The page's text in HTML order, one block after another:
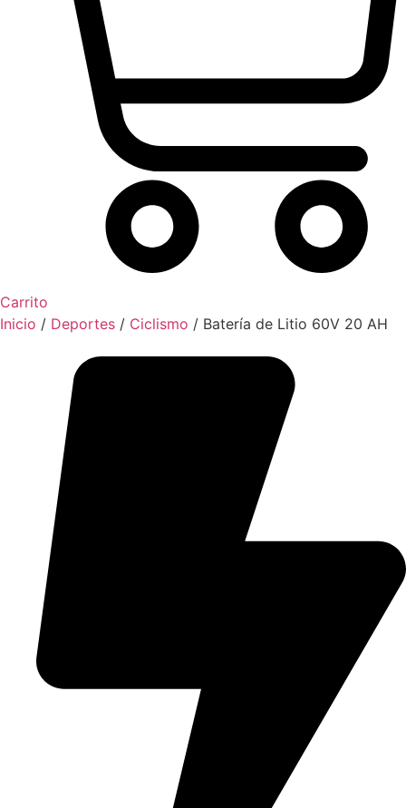
Carrito
Inicio / Deportes / Ciclismo / Batería de Litio 60V 20 AH